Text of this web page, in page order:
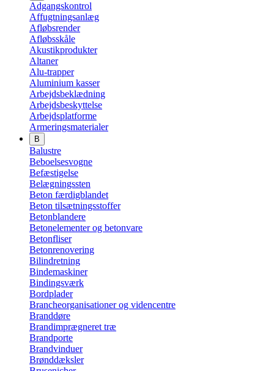
Adgangskontrol
Affugtningsanlæg
Afløbsrender
Afløbsskåle
Akustikprodukter
Altaner
Alu-trapper
Aluminium kasser
Arbejdsbeklædning
Arbejdsbeskyttelse
Arbejdsplatforme
Armeringsmaterialer
B
Balustre
Beboelsesvogne
Befæstigelse
Belægningssten
Beton færdigblandet
Beton tilsætningsstoffer
Betonblandere
Betonelementer og betonvare
Betonfliser
Betonrenovering
Bilindretning
Bindemaskiner
Bindingsværk
Bordplader
Brancheorganisationer og videncentre
Branddøre
Brandimprægneret træ
Brandporte
Brandvinduer
Brønddæksler